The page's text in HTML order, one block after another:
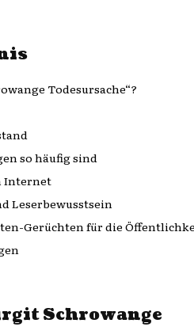
Todesursache“?
so häufig sind
Internet
Leserbewusstsein
Gerüchten für die
Schrowange